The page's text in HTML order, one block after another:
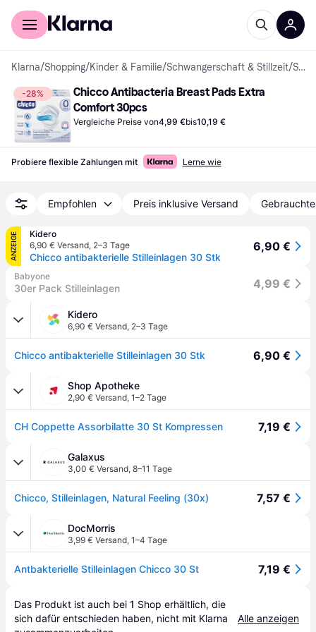
Für Shopper
Klarna/Shopping/Kinder & Familie/Schwangerschaft & Stillzeit/ Stilleinlagen
-28%
Chicco Antibacteria Breast Pads Extra
Comfort 30pcs
Vergleiche Preise von4,99 €bis10,19 €
Probiere flexible Zahlungen mit Lerne wie
Empfohlen Preis inklusive Versand
ANZEIGE
Kidero
6,90 € Versand, 2–3 Tage
Chicco antibakterielle Stilleinlagen 30 Stk
6,90 €
Babyone
30er Pack Stilleinlagen 4,99 €
Kidero
6,90 € Versand, 2–3 Tage
Chicco antibakterielle Stilleinlagen 30 Stk 6,90 €
Shop Apotheke
2,90 € Versand, 1–2 Tage
CH Coppette Assorbilatte 30 St Kompressen 7,19 €
Galaxus
3,00 € Versand, 8–11 Tage
Chicco, Stilleinlagen, Natural Feeling (30x) 7,57 €
DocMorris
3,99 € Versand, 1–4 Tage
Antbakterielle Stilleinlagen Chicco 30 St 7,19 €
Das Produkt ist auch bei 1 Shop erhältlich, die
sich dafür entschieden haben, nicht mit Klarna
Alle anzeigen